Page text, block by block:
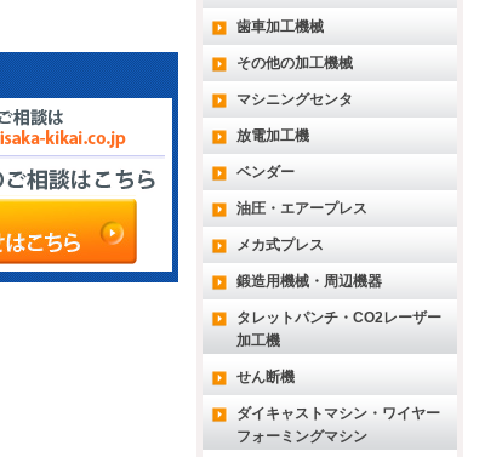
歯車加工機械
その他の加工機械
マシニングセンタ
放電加工機
ベンダー
油圧・エアープレス
メカ式プレス
鍛造用機械・周辺機器
タレットパンチ・CO2レーザー
加工機
せん断機
ダイキャストマシン・ワイヤー
フォーミングマシン